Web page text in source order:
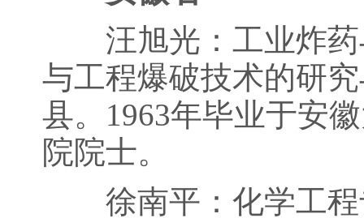
汪旭光：工业炸药
与工程爆破技术的研
县。1963年毕业于安
院院士。
徐南平：化学工程